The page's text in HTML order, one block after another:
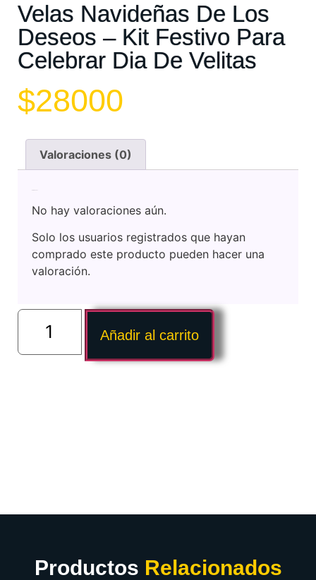
Velas Navideñas De Los
Deseos – Kit Festivo Para
Celebrar Dia De Velitas
$28000
Valoraciones (0)
No hay valoraciones aún.
Solo los usuarios registrados que hayan
comprado este producto pueden hacer una
valoración.
Añadir al carrito
Productos Relacionados